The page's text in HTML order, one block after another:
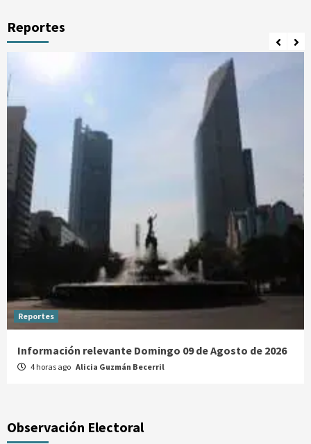
Reportes
Reportes
Información relevante Domingo 09 de Agosto de 2026
4 horas ago Alicia Guzmán Becerril
Observación Electoral